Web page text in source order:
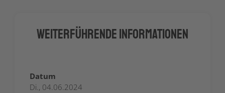
Weiterführende Informationen
Datum
Di., 04.06.2024